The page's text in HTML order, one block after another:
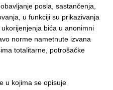
posla, sastančenja,
u funkciji su prikazivanja
bića u anonimni
norme nametnute izvana
totalitarne, potrošačke
u kojima se opisuje